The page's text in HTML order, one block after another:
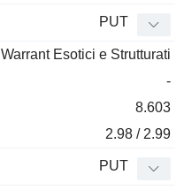
PUT
Warrant Esotici e Strutturati
-
8.603
2.98 / 2.99
PUT